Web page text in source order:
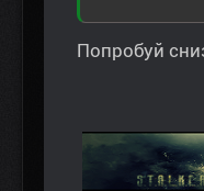
Попробуй